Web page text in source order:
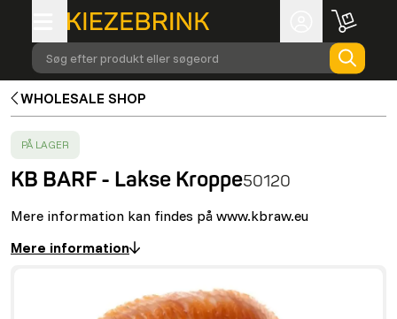
Søg efter produkt eller søgeord
WHOLESALE SHOP
SUCCESS
PÅ LAGER
KB BARF - Lakse Kroppe50120
Mere information kan findes på www.kbraw.eu
Mere information